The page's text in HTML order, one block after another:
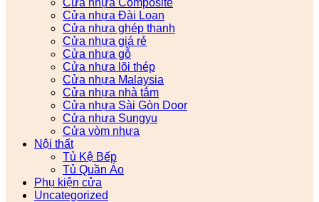
Cửa nhựa Composite
Cửa nhựa Đài Loan
Cửa nhựa ghép thanh
Cửa nhựa giá rẻ
Cửa nhựa gỗ
Cửa nhựa lõi thép
Cửa nhựa Malaysia
Cửa nhựa nhà tắm
Cửa nhựa Sài Gòn Door
Cửa nhựa Sungyu
Cửa vòm nhựa
Nội thất
Tủ Kệ Bếp
Tủ Quần Áo
Phụ kiện cửa
Uncategorized